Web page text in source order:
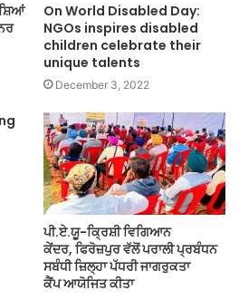
On World Disabled Day:
NGOs inspires disabled
children celebrate their
unique talents
December 3, 2022
ਪੀ.ਏ.ਯੂ-ਕ੍ਰਿਸ਼ੀ ਵਿਗਿਆਨ
ਕੇਂਦਰ, ਫਿਰੋਜ਼ਪੁਰ ਵੱਲੋਂ ਪਰਾਲੀ ਪ੍ਰਬੰਧਨ
ਸਬੰਧੀ ਜ਼ਿਲ੍ਹਾ ਪੱਧਰੀ ਜਾਗਰੁਕਤਾ
ਕੈਂਪ ਆਯੋਜਿਤ ਕੀਤਾ